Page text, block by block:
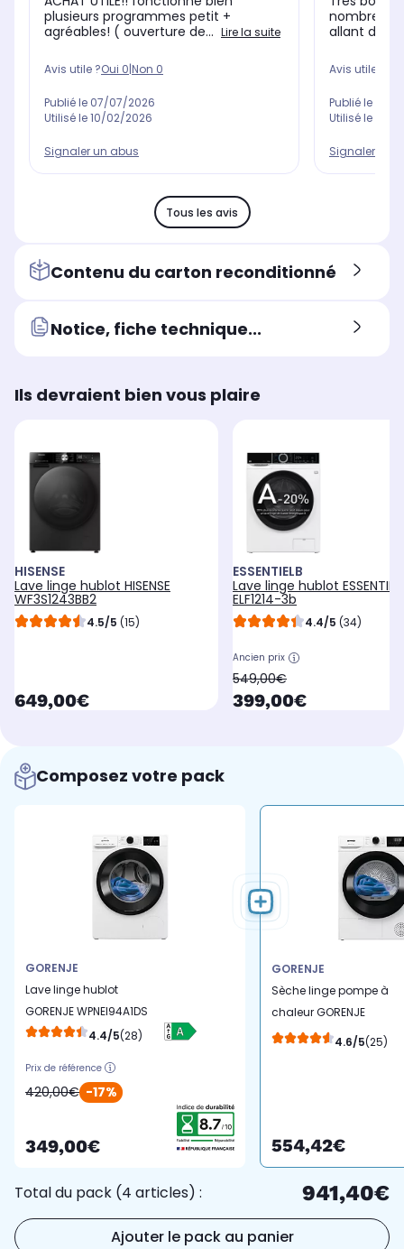
plusieurs programmes petit +
agréables! ( ouverture de... Lire la suite
Avis utile ?Oui 0 Non 0
Publié le 07/07/2026
Utilisé le10/02/2026
Signaler un abus
nombreux
allant de la
Avis utile ?
Publié le
Utilisé le
Signaler un
Tous les avis
Contenu du carton reconditionné
Notice, fiche technique...
Ils devraient bien vous plaire
HISENSE
Lave linge hublot HISENSE
WF3S1243BB2
4.5/5 (15)
currentPrice
649,00€
ESSENTIELB
Lave linge hublot
ELF1214-3b
4.4/5 (34)
Ancien prix
oldPrice
549,00€
currentPrice
399,00€
Composez votre pack
GORENJE
Lave linge hublot
GORENJE WPNEI94A1DS
4.4/5(28)
Prix de référence
420,00€ -17%
349,00€
GORENJE
Sèche linge pompe à
chaleur GORENJE
DHNE82
4.6/5(25)
554,42€
Total du pack (4 articles) : 941,40€
Ajouter le pack au panier